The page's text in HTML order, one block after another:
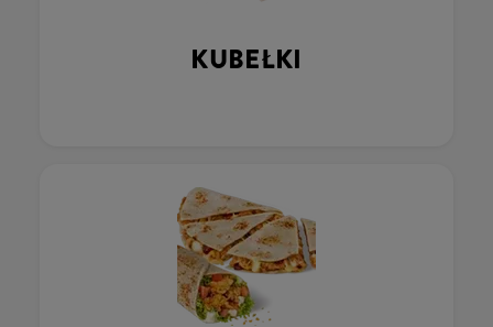
KUBEŁKI